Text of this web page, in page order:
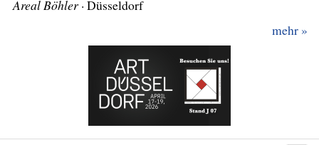
Areal Böhler
· Düsseldorf
mehr